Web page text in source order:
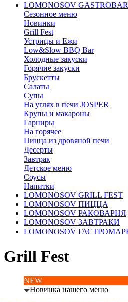
LOMONOSOV GASTROBAR
Сезонное меню
Новинки
Grill Fest
Устрицы и Ежи
Low&Slow BBQ Bar
Холодные закуски
Горячие закуски
Брускетты
Салаты
Супы
На углях в печи JOSPER
Крупы и макароны
Гарниры
На горячее
Пицца из дровяной печи
Десерты
Завтрак
Детское меню
Соусы
Напитки
LOMONOSOV GRILL FEST
LOMONOSOV ПИЦЦА
LOMONOSOV РАКОВАРНЯ
LOMONOSOV ЗАВТРАКИ
LOMONOSOV
Grill Fest
NEW
Новинка нашего меню